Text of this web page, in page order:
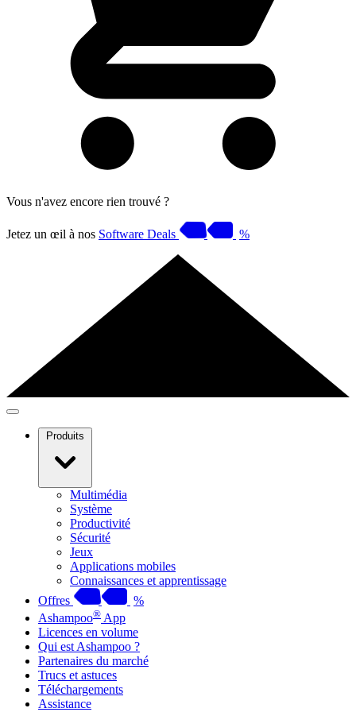
Vous n'avez encore rien trouvé ?
Jetez un œil à nos Software Deals %
Produits
Multimédia
Système
Productivité
Sécurité
Jeux
Applications mobiles
Connaissances et apprentissage
Offres
%
Ashampoo® App
Licences en volume
Qui est Ashampoo ?
Partenaires du marché
Trucs et astuces
Téléchargements
Assistance